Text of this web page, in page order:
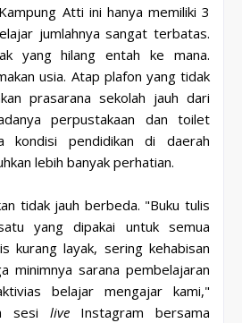
Atti ini hanya memiliki 3
jumlahnya sangat terbatas.
yang hilang entah ke mana.
usia. Atap plafon yang tidak
prasarana sekolah jauh dari
perpustakaan dan toilet
kondisi pendidikan di daerah
lebih banyak perhatian.
tidak jauh berbeda. "Buku tulis
yang dipakai untuk semua
kurang layak, sering kehabisan
minimnya sarana pembelajaran
belajar mengajar kami,"
sesi liveInstagram bersama